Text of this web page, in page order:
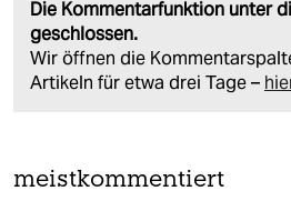
Die Kommentarfunktion unter
geschlossen.
Wir öffnen die
Artikeln für etwa drei Tage –
meistkommentiert